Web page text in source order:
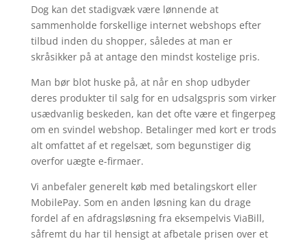
Dog kan det stadigvæk være lønnende at
sammenholde forskellige internet webshops efter
tilbud inden du shopper, således at man er
skråsikker på at antage den mindst kostelige pris.
Man bør blot huske på, at når en shop udbyder
deres produkter til salg for en udsalgspris som virker
usædvanlig beskeden, kan det ofte være et fingerpeg
om en svindel webshop. Betalinger med kort er trods
alt omfattet af et regelsæt, som begunstiger dig
overfor uægte e-firmaer.
Vi anbefaler generelt køb med betalingskort eller
MobilePay. Som en anden løsning kan du drage
fordel af en afdragsløsning fra eksempelvis ViaBill,
såfremt du har til hensigt at afbetale prisen over et